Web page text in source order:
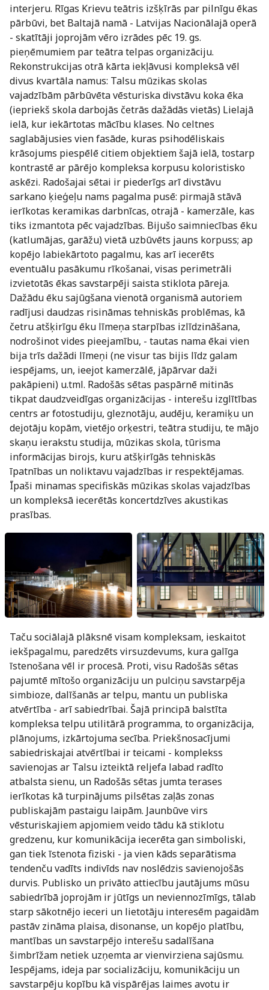
interjeru. Rīgas Krievu teātris izšķīrās par pilnīgu ēkas
pārbūvi, bet Baltajā namā - Latvijas Nacionālajā operā
- skatītāji joprojām vēro izrādes pēc 19. gs.
pieņēmumiem par teātra telpas organizāciju.
Rekonstrukcijas otrā kārta iekļāvusi kompleksā vēl
divus kvartāla namus: Talsu mūzikas skolas
vajadzībām pārbūvēta vēsturiska divstāvu koka ēka
(iepriekš skola darbojās četrās dažādās vietās) Lielajā
ielā, kur iekārtotas mācību klases. No celtnes
saglabājusies vien fasāde, kuras psihodēliskais
krāsojums piespēlē citiem objektiem šajā ielā, tostarp
kontrastē ar pārējo kompleksa korpusu koloristisko
askēzi. Radošajai sētai ir piederīgs arī divstāvu
sarkano ķieģeļu nams pagalma pusē: pirmajā stāvā
ierīkotas keramikas darbnīcas, otrajā - kamerzāle, kas
tiks izmantota pēc vajadzības. Bijušo saimniecības ēku
(katlumājas, garāžu) vietā uzbūvēts jauns korpuss; ap
kopējo labiekārtoto pagalmu, kas arī iecerēts
eventuālu pasākumu rīkošanai, visas perimetrāli
izvietotās ēkas savstarpēji saista stiklota pāreja.
Dažādu ēku sajūgšana vienotā organismā autoriem
radījusi daudzas risināmas tehniskās problēmas, kā
četru atšķirīgu ēku līmeņa starpības izlīdzināšana,
nodrošinot vides pieejamību, - tautas nama ēkai vien
bija trīs dažādi līmeņi (ne visur tas bijis līdz galam
iespējams, un, ieejot kamerzālē, jāpārvar daži
pakāpieni) u.tml. Radošās sētas paspārnē mitinās
tikpat daudzveidīgas organizācijas - interešu izglītības
centrs ar fotostudiju, gleznotāju, audēju, keramiķu un
dejotāju kopām, vietējo orķestri, teātra studiju, te mājo
skaņu ierakstu studija, mūzikas skola, tūrisma
informācijas birojs, kuru atšķirīgās tehniskās
īpatnības un noliktavu vajadzības ir respektējamas.
Īpaši minamas specifiskās mūzikas skolas vajadzības
un kompleksā iecerētās koncertdzīves akustikas
prasības.
Taču sociālajā plāksnē visam kompleksam, ieskaitot
iekšpagalmu, paredzēts virsuzdevums, kura galīga
īstenošana vēl ir procesā. Proti, visu Radošās sētas
pajumtē mītošo organizāciju un pulciņu savstarpēja
simbioze, dalīšanās ar telpu, mantu un publiska
atvērtība - arī sabiedrībai. Šajā principā balstīta
kompleksa telpu utilitārā programma, to organizācija,
plānojums, izkārtojuma secība. Priekšnosacījumi
sabiedriskajai atvērtībai ir teicami - komplekss
savienojas ar Talsu izteiktā reljefa labad radīto
atbalsta sienu, un Radošās sētas jumta terases
ierīkotas kā turpinājums pilsētas zaļās zonas
publiskajām pastaigu laipām. Jaunbūve virs
vēsturiskajiem apjomiem veido tādu kā stiklotu
gredzenu, kur komunikācija iecerēta gan simboliski,
gan tiek īstenota fiziski - ja vien kāds separātisma
tendenču vadīts indivīds nav noslēdzis savienojošās
durvis. Publisko un privāto attiecību jautājums mūsu
sabiedrībā joprojām ir jūtīgs un neviennozīmīgs, tālab
starp sākotnējo ieceri un lietotāju interesēm pagaidām
pastāv zināma plaisa, disonanse, un kopējo platību,
mantības un savstarpējo interešu sadalīšana
šimbrīžam netiek uzņemta ar vienvirziena sajūsmu.
Iespējams, ideja par socializāciju, komunikāciju un
savstarpēju kopību kā vispārējas laimes avotu ir